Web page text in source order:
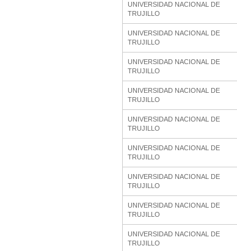
UNIVERSIDAD NACIONAL DE
TRUJILLO
UNIVERSIDAD NACIONAL DE
TRUJILLO
UNIVERSIDAD NACIONAL DE
TRUJILLO
UNIVERSIDAD NACIONAL DE
TRUJILLO
UNIVERSIDAD NACIONAL DE
TRUJILLO
UNIVERSIDAD NACIONAL DE
TRUJILLO
UNIVERSIDAD NACIONAL DE
TRUJILLO
UNIVERSIDAD NACIONAL DE
TRUJILLO
UNIVERSIDAD NACIONAL DE
TRUJILLO